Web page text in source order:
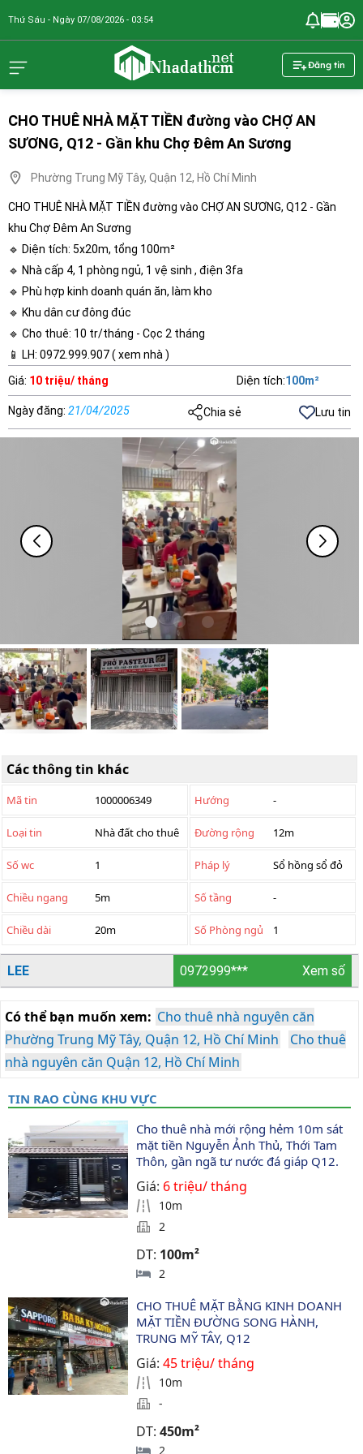
Thứ Sáu - Ngày 07/08/2026 - 03:54
Đăng tin
CHO THUÊ NHÀ MẶT TIỀN đường vào CHỢ AN
SƯƠNG, Q12 - Gần khu Chợ Đêm An Sương
Phường Trung Mỹ Tây, Quận 12, Hồ Chí Minh
CHO THUÊ NHÀ MẶT TIỀN đường vào CHỢ AN SƯƠNG, Q12 - Gần
khu Chợ Đêm An Sương
🔹 Diện tích: 5x20m, tổng 100m²
🔹 Nhà cấp 4, 1 phòng ngủ, 1 vệ sinh , điện 3fa
🔹 Phù hợp kinh doanh quán ăn, làm kho
🔹 Khu dân cư đông đúc
🔹 Cho thuê: 10 tr/tháng - Cọc 2 tháng
📱 LH: 0972.999.907 ( xem nhà )
Giá: 10 triệu/ tháng Diện tích:100m²
Ngày đăng: 21/04/2025 Chia sẻ Lưu tin
Các thông tin khác
Mã tin 1000006349 Hướng -
Loại tin Nhà đất cho thuê Đường rộng 12m
Số wc 1 Pháp lý Sổ hồng sổ đỏ
Chiều ngang 5m Số tầng -
Chiều dài 20m Số Phòng ngủ 1
LEE 0972999*** Xem số
Có thể bạn muốn xem: Cho thuê nhà nguyên căn
Phường Trung Mỹ Tây, Quận 12, Hồ Chí Minh
Cho thuê
nhà nguyên căn Quận 12, Hồ Chí Minh
TIN RAO CÙNG KHU VỰC
Cho thuê nhà mới rộng hẻm 10m sát
mặt tiền Nguyễn Ảnh Thủ, Thới Tam
Thôn, gần ngã tư nước đá giáp Q12.
Giá: 6 triệu/ tháng
10m
2
DT: 100m²
2
CHO THUÊ MẶT BẰNG KINH DOANH
MẶT TIỀN ĐƯỜNG SONG HÀNH,
TRUNG MỸ TÂY, Q12
Giá:45 triệu/ tháng
10m
-
DT:450m²
2